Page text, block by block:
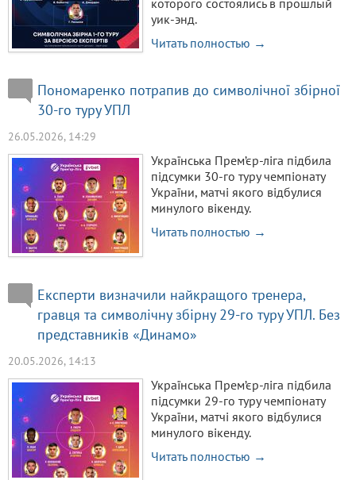
которого состоялись в прошлый
уик-энд.
Читать полностью →
Пономаренко потрапив до символічної збірної
30-го туру УПЛ
26.05.2026, 14:29
Українська Прем’єр-ліга підбила
підсумки 30-го туру чемпіонату
України, матчі якого відбулися
минулого вікенду.
Читать полностью →
Експерти визначили найкращого тренера,
гравця та символічну збірну 29-го туру УПЛ. Без
представників «Динамо»
20.05.2026, 14:13
Українська Прем’єр-ліга підбила
підсумки 29-го туру чемпіонату
України, матчі якого відбулися
минулого вікенду.
Читать полностью →